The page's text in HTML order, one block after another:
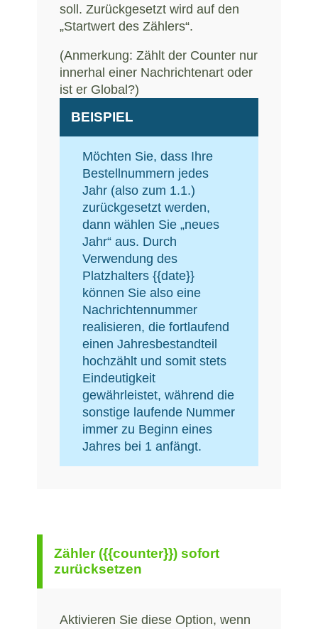
soll. Zurückgesetzt wird auf den
„Startwert des Zählers“.
(Anmerkung: Zählt der Counter nur
innerhal einer Nachrichtenart oder
ist er Global?)
BEISPIEL
Möchten Sie, dass Ihre
Bestellnummern jedes
Jahr (also zum 1.1.)
zurückgesetzt werden,
dann wählen Sie „neues
Jahr“ aus. Durch
Verwendung des
Platzhalters {{date}}
können Sie also eine
Nachrichtennummer
realisieren, die fortlaufend
einen Jahresbestandteil
hochzählt und somit stets
Eindeutigkeit
gewährleistet, während die
sonstige laufende Nummer
immer zu Beginn eines
Jahres bei 1 anfängt.
Zähler ({{counter}}) sofort
zurücksetzen
Aktivieren Sie diese Option, wenn